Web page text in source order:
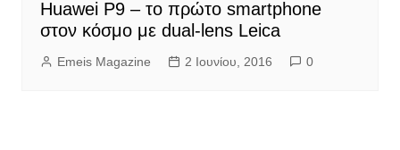
Huawei P9 – το πρώτο smartphone
στον κόσμο με dual-lens Leica
Emeis Magazine 2 Ιουνίου, 2016 0